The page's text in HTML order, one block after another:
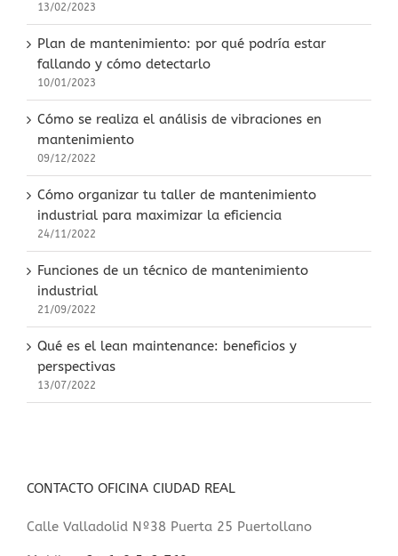
13/02/2023
Plan de mantenimiento: por qué podría estar
fallando y cómo detectarlo
10/01/2023
Cómo se realiza el análisis de vibraciones en
mantenimiento
09/12/2022
Cómo organizar tu taller de mantenimiento
industrial para maximizar la eficiencia
24/11/2022
Funciones de un técnico de mantenimiento
industrial
21/09/2022
Qué es el lean maintenance: beneficios y
perspectivas
13/07/2022
CONTACTO OFICINA CIUDAD REAL
Calle Valladolid Nº38 Puerta 25 Puertollano